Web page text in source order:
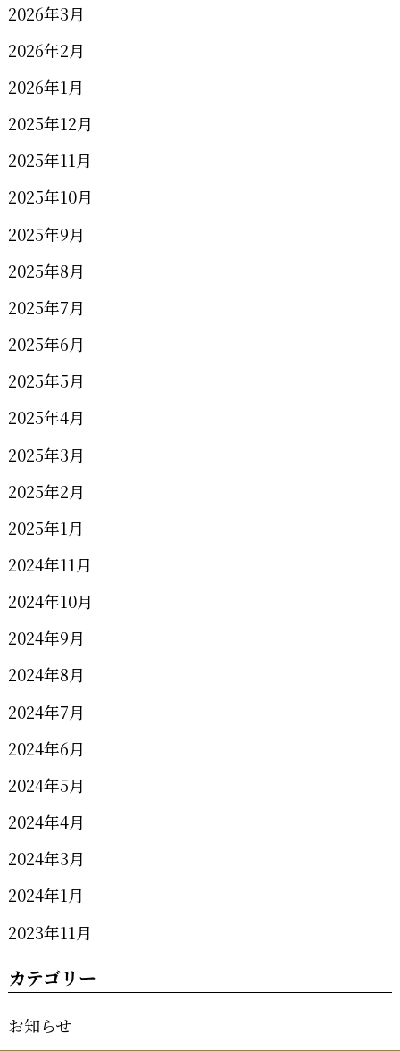
2026年3月
2026年2月
2026年1月
2025年12月
2025年11月
2025年10月
2025年9月
2025年8月
2025年7月
2025年6月
2025年5月
2025年4月
2025年3月
2025年2月
2025年1月
2024年11月
2024年10月
2024年9月
2024年8月
2024年7月
2024年6月
2024年5月
2024年4月
2024年3月
2024年1月
2023年11月
カテゴリー
お知らせ